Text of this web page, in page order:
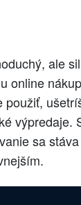
ale
online
použiť,
výpredaje.
sa